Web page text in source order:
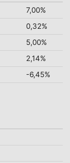
7,00%
0,32%
5,00%
2,14%
-6,45%